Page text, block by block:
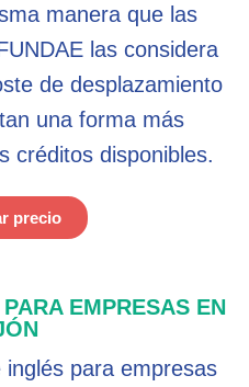
manera que las
las considera
de desplazamiento
una forma más
créditos disponibles.
precio
EMPRESAS EN
para empresas